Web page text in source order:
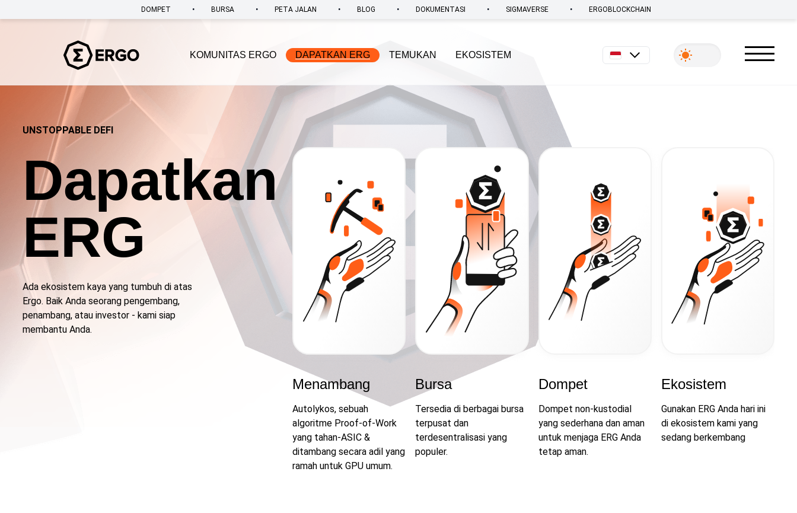
DOMPET • BURSA • PETA JALAN • BLOG • DOKUMENTASI • SIGMAVERSE • ERGOBLOCKCHAIN
KOMUNITAS ERGO DAPATKAN ERG TEMUKAN EKOSISTEM Bahasa Indonesia
UNSTOPPABLE DEFI
Dapatkan
ERG
Ada ekosistem kaya yang tumbuh di atas
Ergo. Baik Anda seorang pengembang,
penambang, atau investor - kami siap
membantu Anda.
Menambang
Autolykos, sebuah
algoritme Proof-of-Work
yang tahan-ASIC &
ditambang secara adil yang
ramah untuk GPU umum.
Bursa
Tersedia di berbagai bursa
terpusat dan
terdesentralisasi yang
populer.
Dompet
Dompet non-kustodial
yang sederhana dan aman
untuk menjaga ERG Anda
tetap aman.
Ekosistem
Gunakan ERG Anda hari ini
di ekosistem kami yang
sedang berkembang